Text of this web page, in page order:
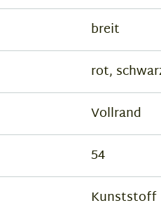
breit
rot,
Vollrand
54
Kunststoff